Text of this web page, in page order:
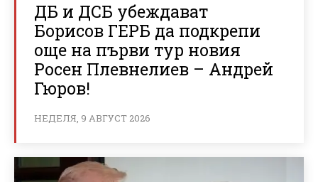
ДБ и ДСБ убеждават
Борисов ГЕРБ да подкрепи
още на първи тур новия
Росен Плевнелиев – Андрей
Гюров!
НЕДЕЛЯ, 9 АВГУСТ 2026